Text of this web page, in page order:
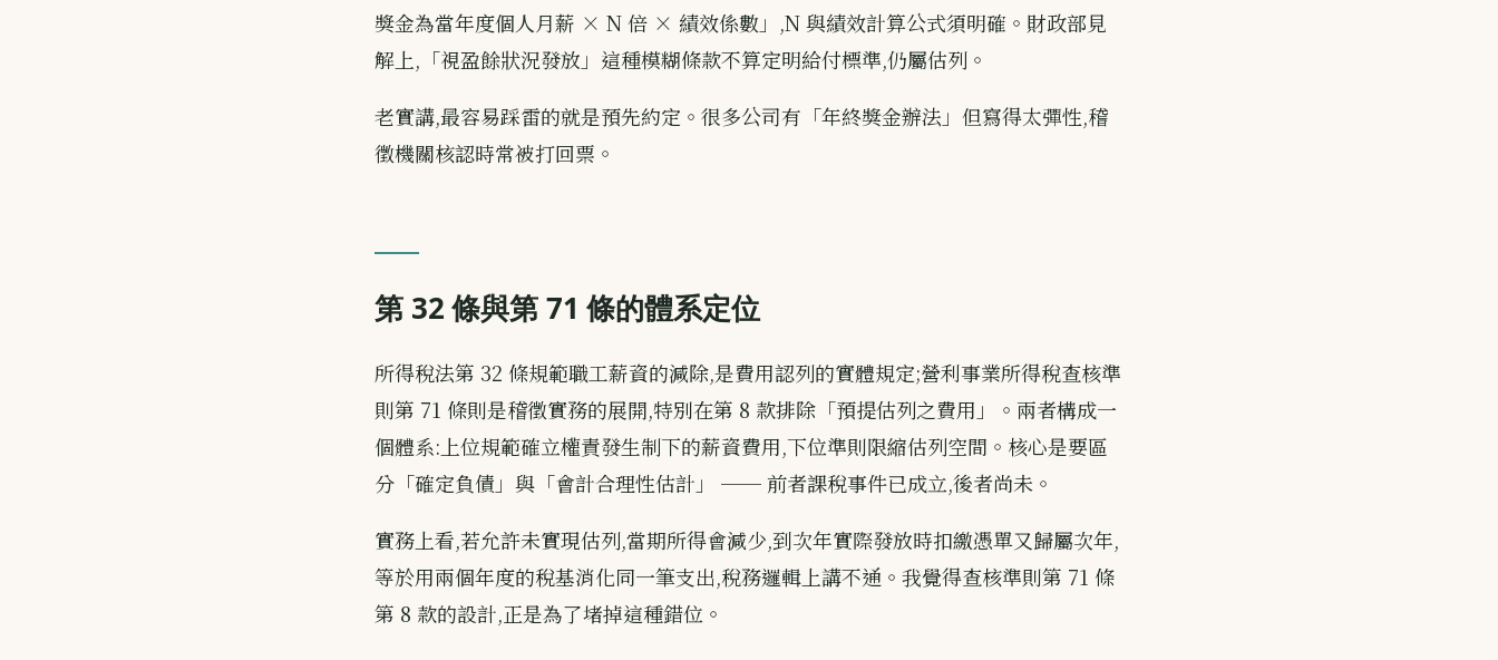
獎金為當年度個人月薪 × N 倍 × 績效係數」,N 與績效計算公式須明確。財政部見
解上,「視盈餘狀況發放」這種模糊條款不算定明給付標準,仍屬估列。
老實講,最容易踩雷的就是預先約定。很多公司有「年終獎金辦法」但寫得太彈性,稽
徵機關核認時常被打回票。
第 32 條與第 71 條的體系定位
所得稅法第 32 條規範職工薪資的減除,是費用認列的實體規定;營利事業所得稅查核準
則第 71 條則是稽徵實務的展開,特別在第 8 款排除「預提估列之費用」。兩者構成一
個體系:上位規範確立權責發生制下的薪資費用,下位準則限縮估列空間。核心是要區
分「確定負債」與「會計合理性估計」 ── 前者課稅事件已成立,後者尚未。
實務上看,若允許未實現估列,當期所得會減少,到次年實際發放時扣繳憑單又歸屬次年,
等於用兩個年度的稅基消化同一筆支出,稅務邏輯上講不通。我覺得查核準則第 71 條
第 8 款的設計,正是為了堵掉這種錯位。